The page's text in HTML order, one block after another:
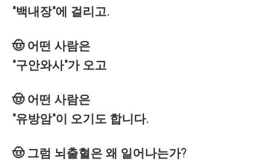
"백내장"에 걸리고.
🤠 어떤 사람은
"구안와사"가 오고
🤠 어떤 사람은
"유방암"이 오기도 합니다.
🤠 그럼 뇌출혈은 왜 일어나는가?